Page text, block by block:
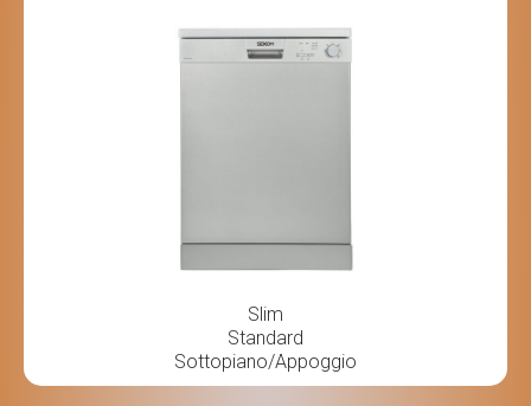
Slim
Standard
Sottopiano/Appoggio